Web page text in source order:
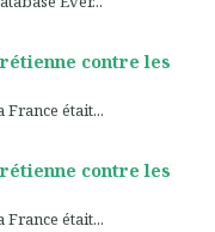
contre les
était...
contre les
était...